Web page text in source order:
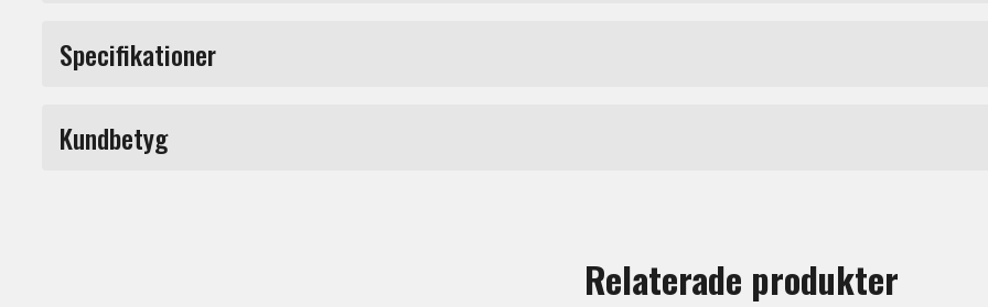
pedalbord för gitarr eller bas, eller till en synt/keyboard-setup.
Steglös kontrollpedal för syntar, keyboards samt pedalbord för gitarr och bas
Potentiometer för inställning av minimivärde
Specifikationer
Kundbetyg
Relaterade produkter